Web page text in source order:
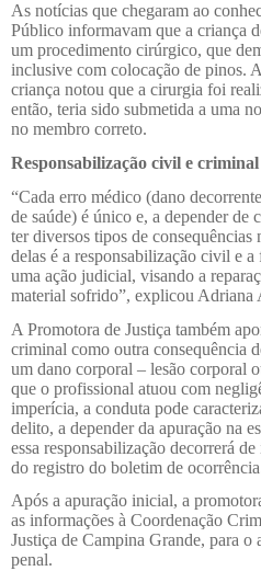
As notícias que chegaram ao
Público informavam que a criança
um procedimento cirúrgico, que
inclusive com colocação de pinos.
criança notou que a cirurgia foi
então, teria sido submetida a uma
no membro correto.
Responsabilização civil e criminal
“Cada erro médico (dano
de saúde) é único e, a depender de
ter diversos tipos de
delas é a responsabilização civil e
uma ação judicial, visando a
material sofrido”, explicou Adriana
A Promotora de Justiça também
criminal como outra consequência
um dano corporal – lesão corporal
que o profissional atuou com
imperícia, a conduta pode
delito, a depender da apuração na
essa responsabilização decorrerá
do registro do boletim de
Após a apuração inicial, a
as informações à Coordenação
Justiça de Campina Grande, para o
penal.